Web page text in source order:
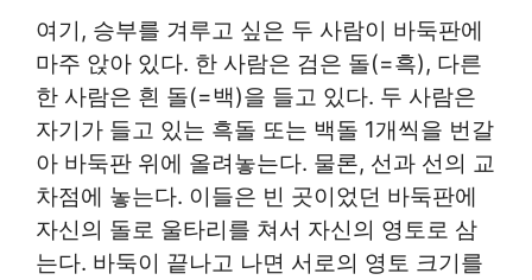
여기, 승부를 겨루고 싶은 두 사람이 바둑판에
마주 앉아 있다. 한 사람은 검은 돌(=흑), 다른
한 사람은 흰 돌(=백)을 들고 있다. 두 사람은
자기가 들고 있는 흑돌 또는 백돌 1개씩을 번갈
아 바둑판 위에 올려놓는다. 물론, 선과 선의 교
차점에 놓는다. 이들은 빈 곳이었던 바둑판에
자신의 돌로 울타리를 쳐서 자신의 영토로 삼
는다. 바둑이 끝나고 나면 서로의 영토 크기를